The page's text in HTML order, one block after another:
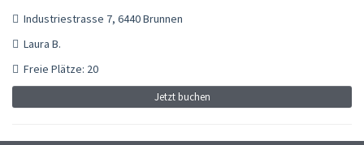
Industriestrasse 7, 6440 Brunnen
Laura B.
Freie Plätze: 20
Jetzt buchen